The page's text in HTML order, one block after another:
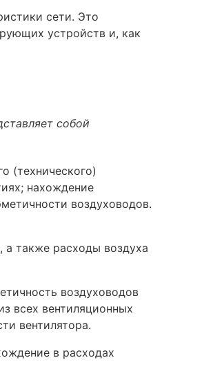
сети. Это
устройств и, как
собой
(технического)
нахождение
воздуховодов.
а также расходы воздуха
воздуховодов
всех вентиляционных
вентилятора.
в расходах